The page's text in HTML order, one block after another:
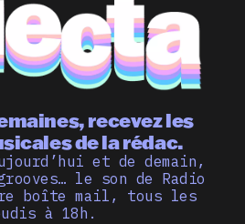
recevez les
de la rédac.
et de demain,
le son de Radio
boîte mail, tous les
à 18h.